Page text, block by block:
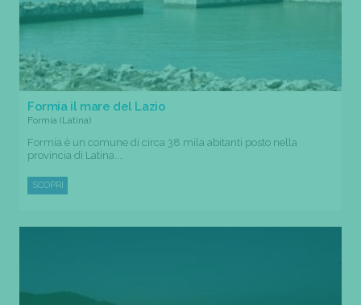
Formia il mare del Lazio
Formia (Latina)
Formia è un comune di circa 38 mila abitanti posto nella
provincia di Latina....
SCOPRI